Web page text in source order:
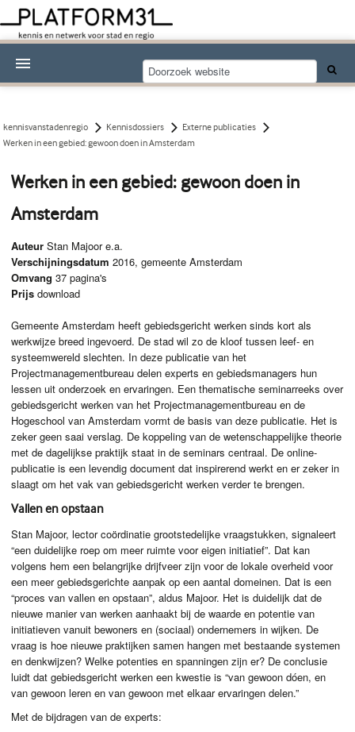
Kennisdossiers
Abonneren
Contact
kennisvanstadenregio Kennisdossiers
Externe publicaties
Werken in een gebied: gewoon doen in Amsterdam
Werken in een gebied: gewoon doen in
Amsterdam
AuteurStan Majoor e.a.
Verschijningsdatum2016, gemeente Amsterdam
Omvang37 pagina's
Prijsdownload
Gemeente Amsterdam heeft gebiedsgericht werken sinds kort als
werkwijze breed ingevoerd. De stad wil zo de kloof tussen leef- en
systeemwereld slechten. In deze publicatie van het
Projectmanagementbureau delen experts en gebiedsmanagers hun
lessen uit onderzoek en ervaringen. Een thematische seminarreeks over
gebiedsgericht werken van het Projectmanagementbureau en de
Hogeschool van Amsterdam vormt de basis van deze publicatie. Het is
zeker geen saai verslag. De koppeling van de wetenschappelijke theorie
met de dagelijkse praktijk staat in de seminars centraal. De online-
publicatie is een levendig document dat inspirerend werkt en er zeker in
slaagt om het vak van gebiedsgericht werken verder te brengen.
Vallen en opstaan
Stan Majoor, lector coördinatie grootstedelijke vraagstukken, signaleert
“een duidelijke roep om meer ruimte voor eigen initiatief”. Dat kan
volgens hem een belangrijke drijfveer zijn voor de lokale overheid voor
een meer gebiedsgerichte aanpak op een aantal domeinen. Dat is een
“proces van vallen en opstaan”, aldus Majoor. Het is duidelijk dat de
nieuwe manier van werken aanhaakt bij de waarde en potentie van
initiatieven vanuit bewoners en (sociaal) ondernemers in wijken. De
vraag is hoe nieuwe praktijken samen hangen met bestaande systemen
en denkwijzen? Welke potenties en spanningen zijn er? De conclusie
luidt dat gebiedsgericht werken een kwestie is “van gewoon dóen, en
van gewoon leren en van gewoon met elkaar ervaringen delen.”
Met de bijdragen van de experts: